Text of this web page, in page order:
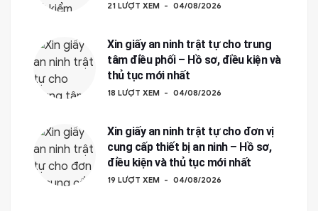
21 LƯỢT XEM 04/08/2026
Xin giấy an ninh trật tự cho trung
tâm điều phối – Hồ sơ, điều kiện và
thủ tục mới nhất
18 LƯỢT XEM 04/08/2026
Xin giấy an ninh trật tự cho đơn vị
cung cấp thiết bị an ninh – Hồ sơ,
điều kiện và thủ tục mới nhất
19 LƯỢT XEM 04/08/2026